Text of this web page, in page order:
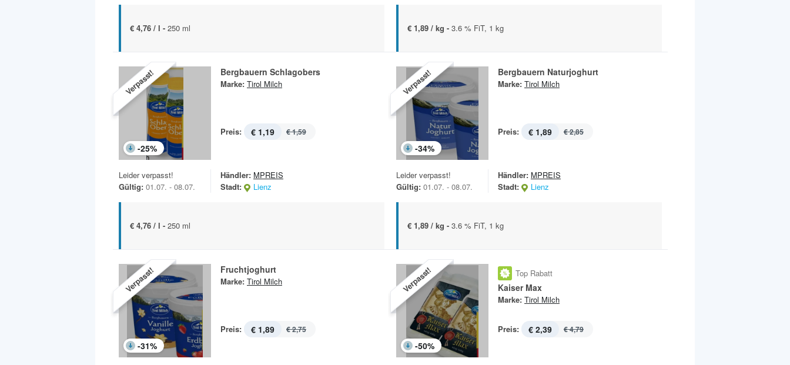
€ 4,76 / l - 250 ml € 1,89 / kg - 3.6 % FiT, 1 kg
Verpasst!
-25%
Bergbauern Schlagobers
Marke: Tirol Milch
Preis: € 1,19 € 1,59
Leider verpasst!
Gültig: 01.07. - 08.07.
Händler: MPREIS
Stadt:
Lienz
€ 4,76 / l - 250 ml
Verpasst!
-34%
Bergbauern Naturjoghurt
Marke: Tirol Milch
Preis: € 1,89 € 2,85
Leider verpasst!
Gültig: 01.07. - 08.07.
Händler: MPREIS
Stadt:
Lienz
€ 1,89 / kg - 3.6 % FiT, 1 kg
Verpasst!
-31%
Fruchtjoghurt
Marke: Tirol Milch
Preis: € 1,89 € 2,75
Verpasst!
-50%
Top Rabatt
Kaiser Max
Marke: Tirol Milch
Preis: € 2,39 € 4,79